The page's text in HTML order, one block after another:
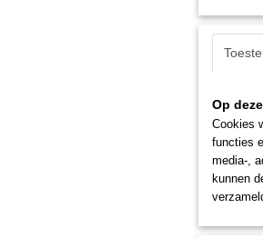
Op
Cookies
functies
media-,
kunnen